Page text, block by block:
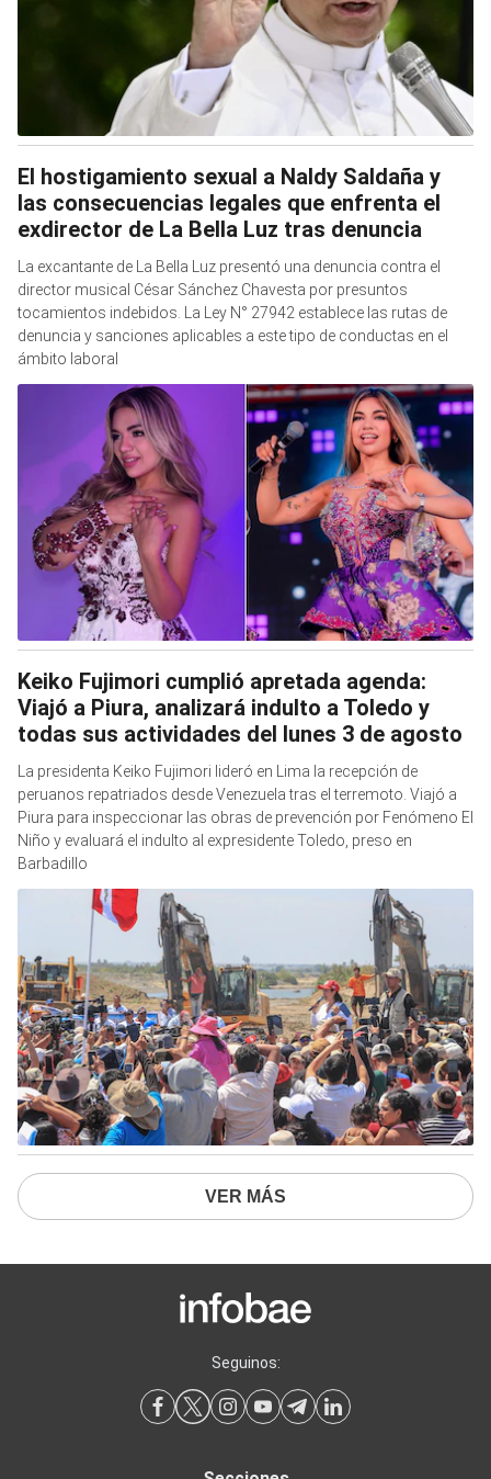
El hostigamiento sexual a Naldy Saldaña y
las consecuencias legales que enfrenta el
exdirector de La Bella Luz tras denuncia
La excantante de La Bella Luz presentó una denuncia contra el
director musical César Sánchez Chavesta por presuntos
tocamientos indebidos. La Ley N° 27942 establece las rutas de
denuncia y sanciones aplicables a este tipo de conductas en el
ámbito laboral
Keiko Fujimori cumplió apretada agenda:
Viajó a Piura, analizará indulto a Toledo y
todas sus actividades del lunes 3 de agosto
La presidenta Keiko Fujimori lideró en Lima la recepción de
peruanos repatriados desde Venezuela tras el terremoto. Viajó a
Piura para inspeccionar las obras de prevención por Fenómeno El
Niño y evaluará el indulto al expresidente Toledo, preso en
Barbadillo
VER MÁS
Seguinos: